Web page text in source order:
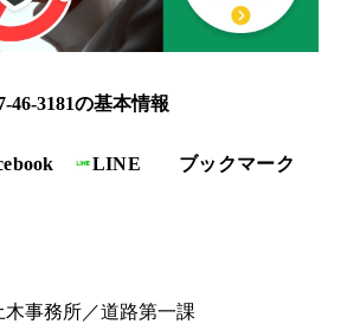
46-3181の基本情報
LINE
ブックマーク
事務所／道路第一課